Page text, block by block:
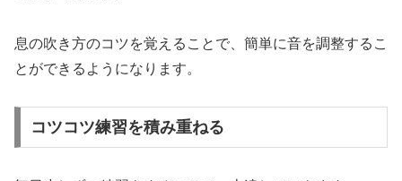
息の吹き方のコツを覚えることで、簡単に音を調整するこ
とができるようになります。
コツコツ練習を積み重ねる